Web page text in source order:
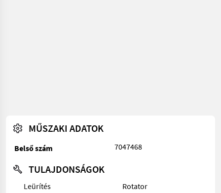
MŰSZAKI ADATOK
Belső szám 7047468
TULAJDONSÁGOK
Leürítés
Rotator